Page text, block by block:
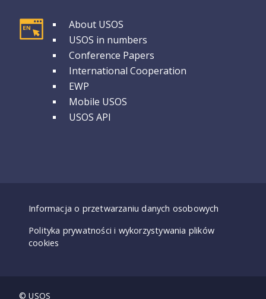
GRUPA 1About USOS
USOS in numbers
Conference Papers
International Cooperation
EWP
Mobile USOS
USOS API
© USOS
Dostępność - deklaracje
Informacja o przetwarzaniu danych osobowych
Polityka prywatności i wykorzystywania plików
cookies